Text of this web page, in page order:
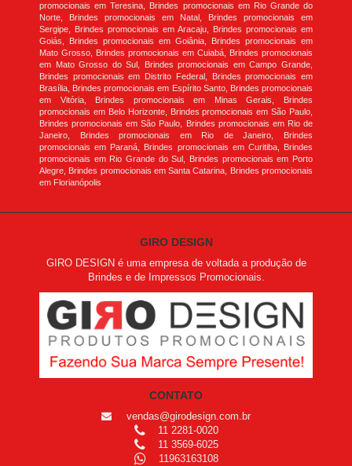
promocionais em Teresina, Brindes promocionais em Rio Grande do
Norte, Brindes promocionais em Natal, Brindes promocionais em
Sergipe, Brindes promocionais em Aracaju, Brindes promocionais em
Goiás, Brindes promocionais em Goiânia, Brindes promocionais em
Mato Grosso, Brindes promocionais em Cuiabá, Brindes promocionais
em Mato Grosso do Sul, Brindes promocionais em Campo Grande,
Brindes promocionais em Distrito Federal, Brindes promocionais em
Brasília, Brindes promocionais em Espírito Santo, Brindes promocionais
em Vitória, Brindes promocionais em Minas Gerais, Brindes
promocionais em Belo Horizonte, Brindes promocionais em São Paulo,
Brindes promocionais em São Paulo, Brindes promocionais em Rio de
Janeiro, Brindes promocionais em Rio de Janeiro, Brindes
promocionais em Paraná, Brindes promocionais em Curitiba, Brindes
promocionais em Rio Grande do Sul, Brindes promocionais em Porto
Alegre, Brindes promocionais em Santa Catarina, Brindes promocionais
em Florianópolis
GIRO DESIGN
GIRO DESIGN é uma empresa de voltada a produção de
Brindes e de Impressos Promocionais.
CONTATO
vendas@girodesign.com.br
11 2281-0020
11 3569-6025
11963163108